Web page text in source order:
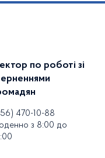
по роботі зі
470-10-88
з 8:00 до